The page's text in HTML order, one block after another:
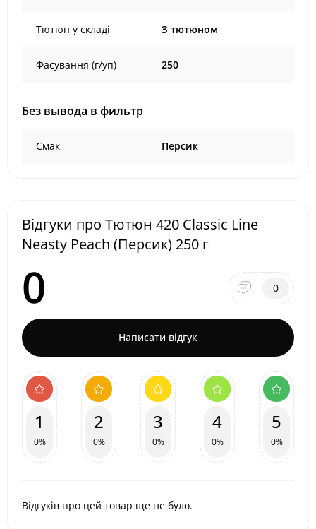
Тютюн у складі З тютюном
Фасування (г/уп) 250
Без вывода в фильтр
Смак Персик
Відгуки про Тютюн 420 Classic Line
Neasty Peach (Персик) 250 г
0 0
Написати відгук
1
0%
2
0%
3
0%
4
0%
5
0%
Відгуків про цей товар ще не було.